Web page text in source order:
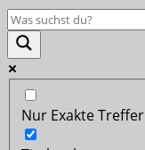
Nur Exakte Treffer